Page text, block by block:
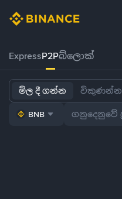
ExpressP2Pබ්ලොක්
මිල දී ගන්න විකුණන්න
BNB